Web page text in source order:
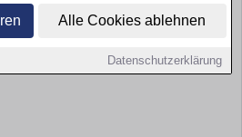
Alle Cookies ablehnen
Datenschutzerklärung